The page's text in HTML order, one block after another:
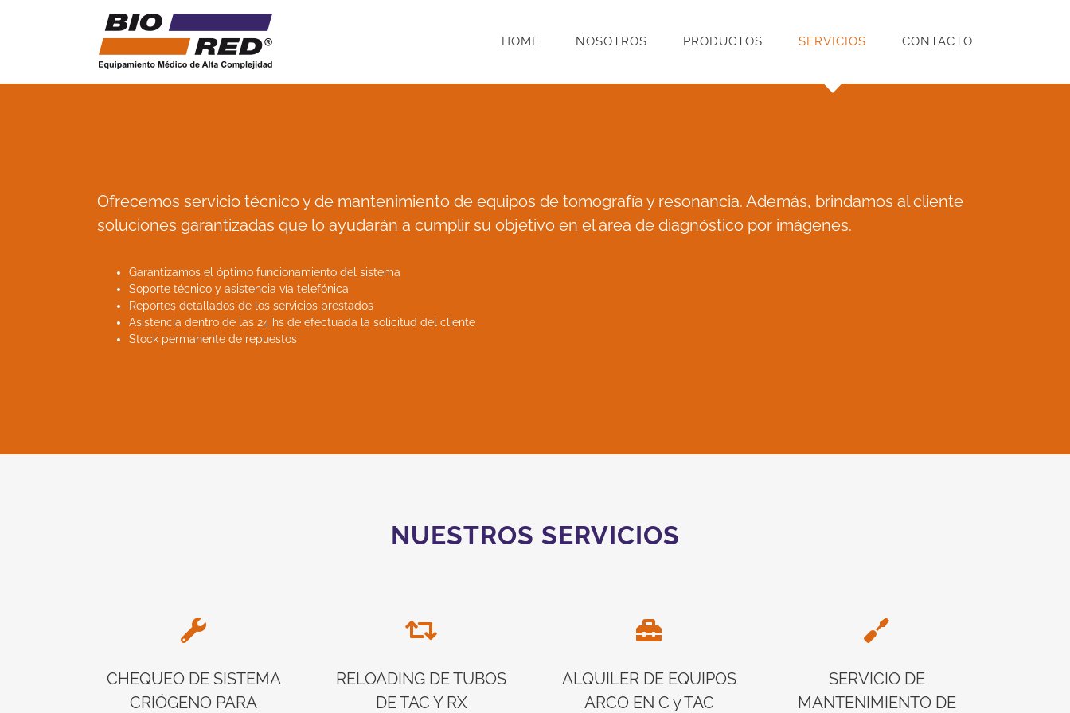
HOME NOSOTROS PRODUCTOS SERVICIOS CONTACTO
Ofrecemos servicio técnico y de mantenimiento de equipos de tomografía y resonancia. Además, brindamos al cliente
soluciones garantizadas que lo ayudarán a cumplir su objetivo en el área de diagnóstico por imágenes.
Garantizamos el óptimo funcionamiento del sistema
Soporte técnico y asistencia vía telefónica
Reportes detallados de los servicios prestados
Asistencia dentro de las 24 hs de efectuada la solicitud del cliente
Stock permanente de repuestos
NUESTROS SERVICIOS
CHEQUEO DE SISTEMA
CRIÓGENO PARA
RELOADING DE TUBOS
DE TAC Y RX
ALQUILER DE EQUIPOS
ARCO EN C y TAC
SERVICIO DE
MANTENIMIENTO DE